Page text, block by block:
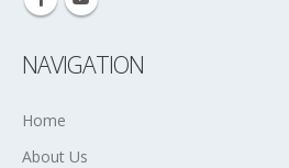
NAVIGATION
Home
About Us